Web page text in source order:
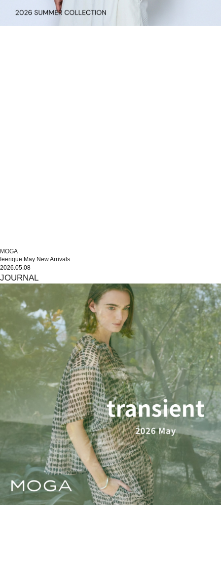
MOGA
feerique May New Arrivals
2026.05.08
JOURNAL